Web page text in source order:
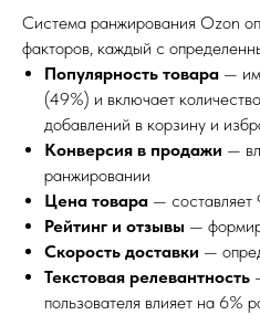
Система ранжирования Ozon
факторов, каждый с
Популярность товара —
(49%) и включает
добавлений в корзину и
Конверсия в продажи —
ранжировании
Цена товара —
Рейтинг и отзывы —
Скорость доставки —
Текстовая релевантность
пользователя влияет на 6%